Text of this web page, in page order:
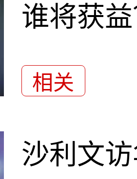
谁将获益
相关
沙利文